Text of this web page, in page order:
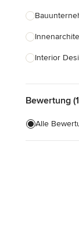
Interior
Armaturen
Bewertung
Alle